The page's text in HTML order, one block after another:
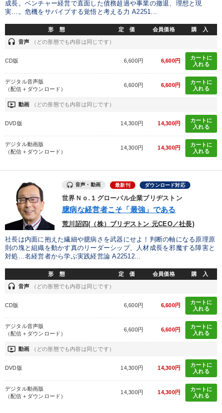
成長。ベンチャー経営で直面した債務超過や事業の撤退、理想と現
実…。危機をサバイブする覚悟と考える力 A2251...
形 態 定 価 会員価格 購 入
headset 音声 （どの形態でも内容は同じです）
CD版 6,600円 6,600円
カートに
入れる
デジタル音声版
（配信＋ダウンロード）
6,600円 6,600円
カートに
入れる
ondemand_video 動画 （どの形態でも内容は同じです）
DVD版 14,300円 14,300円
カートに
入れる
デジタル動画版
（配信＋ダウンロード）
14,300円 14,300円
カートに
入れる
音声・動画 最新刊 ダウンロード対応
世界Ｎｏ.１グローバル企業ブリヂストン
臆病な経営者こそ「最強」である
荒川詔四(（株）ブリヂストン 元CEO／社長)
社長は内面に抱えた繊細や臆病さを武器にせよ！判断の軸になる原理原
則の塊と組織を動かす真のリーダーシップ、人材成長を邪魔する障害と
対処…名経営者から学ぶ実践経営論 A22512...
形 態 定 価 会員価格 購 入
headset 音声 （どの形態でも内容は同じです）
CD版 6,600円 6,600円
カートに
入れる
デジタル音声版
（配信＋ダウンロード）
6,600円 6,600円
カートに
入れる
ondemand_video 動画 （どの形態でも内容は同じです）
DVD版 14,300円 14,300円
カートに
入れる
デジタル動画版
（配信＋ダウンロード）
14,300円 14,300円
カートに
入れる